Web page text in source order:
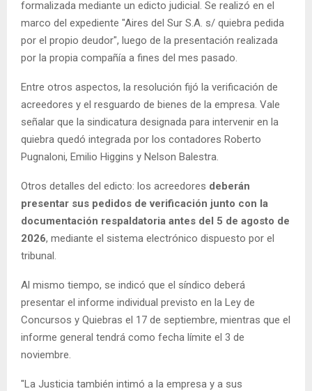
formalizada mediante un edicto judicial. Se realizó en el
marco del expediente "Aires del Sur S.A. s/ quiebra pedida
por el propio deudor", luego de la presentación realizada
por la propia compañía a fines del mes pasado.
Entre otros aspectos, la resolución fijó la verificación de
acreedores y el resguardo de bienes de la empresa. Vale
señalar que la sindicatura designada para intervenir en la
quiebra quedó integrada por los contadores Roberto
Pugnaloni, Emilio Higgins y Nelson Balestra.
Otros detalles del edicto: los acreedores deberán
presentar sus pedidos de verificación junto con la
documentación respaldatoria antes del 5 de agosto de
2026, mediante el sistema electrónico dispuesto por el
tribunal.
Al mismo tiempo, se indicó que el síndico deberá
presentar el informe individual previsto en la Ley de
Concursos y Quiebras el 17 de septiembre, mientras que el
informe general tendrá como fecha límite el 3 de
noviembre.
"La Justicia también intimó a la empresa y a sus